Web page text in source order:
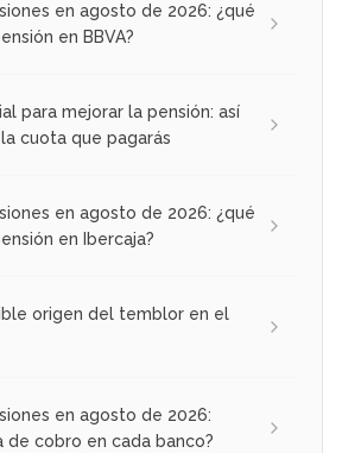
en agosto de 2026: ¿qué
en BBVA?
para mejorar la pensión: así
cuota que pagarás
en agosto de 2026: ¿qué
en Ibercaja?
origen del temblor en el
en agosto de 2026:
de cobro en cada banco?